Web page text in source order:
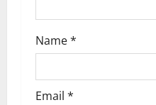
Name*
Email *